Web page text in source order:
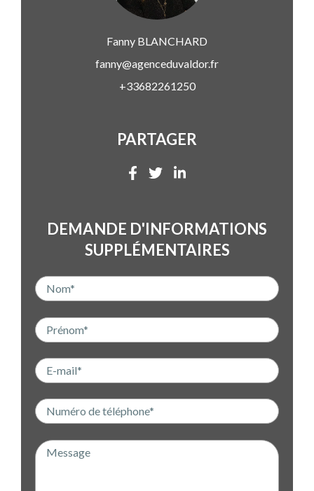
Fanny BLANCHARD
fanny@agenceduvaldor.fr
+33682261250
PARTAGER
DEMANDE D'INFORMATIONS
SUPPLÉMENTAIRES